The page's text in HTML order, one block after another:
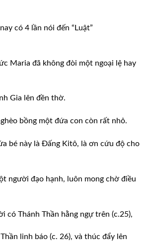
có 4 lần nói đến “Luật”
Maria đã không đòi một ngoại lệ hay
Gia lên đền thờ.
bồng một đứa con còn rất nhỏ.
bé này là Đấng Kitô, là ơn cứu độ cho
người đạo hạnh, luôn mong chờ điều
có Thánh Thần hằng ngự trên (c.25),
linh báo (c. 26), và thúc đẩy lên